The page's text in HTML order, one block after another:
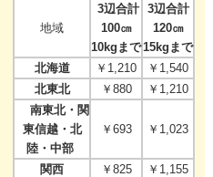
地域
3辺合計
100㎝
10kgまで
3辺合計
120㎝
15kgまで
北海道
￥1,210
￥1,540
北東北
￥880
￥1,210
南東北・関
東信越・北
陸・中部
￥693 ￥1,023
関西 ￥825
￥1,155